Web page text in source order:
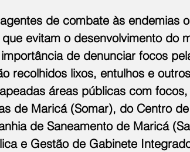
de combate às endemias
evitam o desenvolvimento do
de denunciar focos
recolhidos lixos, entulhos e
áreas públicas com
de Maricá (Somar), do Centro
de Saneamento de Maricá
e Gestão de Gabinete